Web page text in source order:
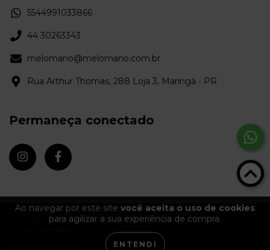
Ao navegar por este site você aceita o uso de cookies
para agilizar a sua experiência de compra.
ENTENDI
5544991033866
44 30263343
melomano@melomano.com.br
Rua Arthur Thomas, 288 Loja 3, Maringá - PR
Permaneça conectado
Copyright Melômano Discos - 09372670000103 - 2026. Todos os